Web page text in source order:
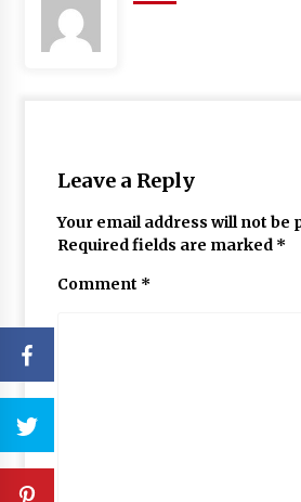
Leave a Reply
Your email address will not be
Required fields are marked *
Comment *